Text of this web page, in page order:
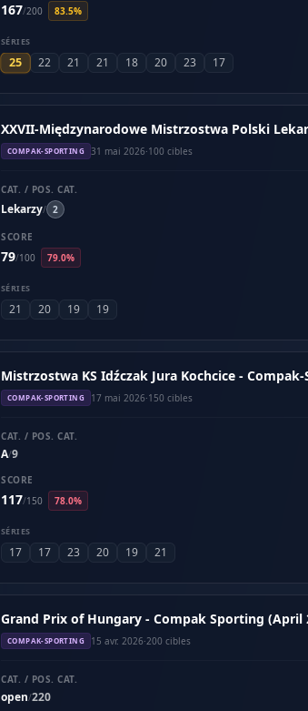
167/200 83.5%
SÉRIES
25 22 21 21 18 20 23 17
XXVII-Międzynarodowe Mistrzostwa Polski
COMPAK-SPORTING 31 mai 2026·100 cibles
CAT. / POS. CAT.
Lekarzy/ 2
SCORE
79/100 79.0%
SÉRIES
21 20 19 19
Mistrzostwa KS Idźczak Jura Kochcice -
COMPAK-SPORTING 17 mai 2026·150 cibles
CAT. / POS. CAT.
A/9
SCORE
117/150 78.0%
SÉRIES
17 17 23 20 19 21
Grand Prix of Hungary - Compak Sporting (April
COMPAK-SPORTING 15 avr. 2026·200 cibles
CAT. / POS. CAT.
open/220